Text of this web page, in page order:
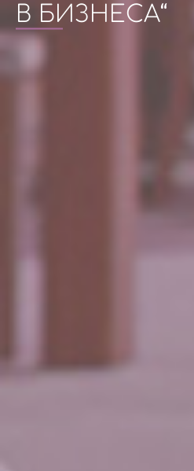
В БИЗНЕСА“